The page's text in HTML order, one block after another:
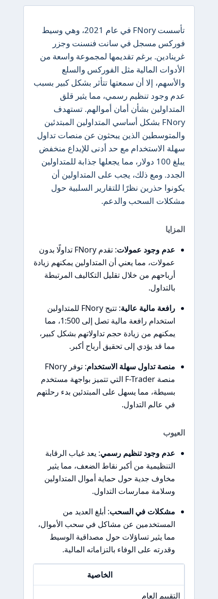
تأسست FNory في عام 2021، وهي وسيط
فوركس مسجل في سانت فنسنت وجزر
غرينادين. برغم تقديمها لمجموعة واسعة من
الأدوات المالية مثل الفوركس والسلع
والأسهم، إلا أن سمعتها تتأثر بشكل كبير بسبب
عدم وجود تنظيم رسمي، مما يثير قلق
المتداولين بشأن أمان أموالهم. تستهدف
FNory بشكل أساسي المتداولين المبتدئين
والمتوسطين الذين يبحثون عن منصات تداول
سهلة الاستخدام مع حد أدنى للإيداع منخفض
يبلغ 100 دولار، مما يجعلها جذابة للمتداولين
الجدد. ومع ذلك، يجب على المتداولين أن
يكونوا حذرين نظرًا للتقارير السلبية حول
مشكلات السحب والدعم.
المزايا
عدم وجود عمولات
: تقدم FNory تداولًا بدون
عمولات، مما يعني أن المتداولين يمكنهم زيادة
أرباحهم من خلال تقليل التكاليف المرتبطة
بالتداول.
رافعة مالية عالية
: تتيح FNory للمتداولين
استخدام رافعة مالية تصل إلى 1:500، مما
يمكنهم من زيادة حجم تداولاتهم بشكل كبير،
مما قد يؤدي إلى تحقيق أرباح أكبر.
منصة تداول سهلة الاستخدام
: توفر FNory
منصة F-Trader التي تتميز بواجهة مستخدم
بسيطة، مما يسهل على المبتدئين بدء رحلتهم
في عالم التداول.
العيوب
عدم وجود تنظيم رسمي: يعد غياب الرقابة
التنظيمية من أكبر نقاط الضعف، مما يثير
مخاوف جدية حول حماية أموال المتداولين
وسلامة ممارسات التداول.
مشكلات في السحب: أبلغ العديد من
المستخدمين عن مشاكل في سحب الأموال،
مما يثير تساؤلات حول مصداقية الوسيط
وقدرته على الوفاء بالتزاماته المالية.
الخاصية
التقييم العام